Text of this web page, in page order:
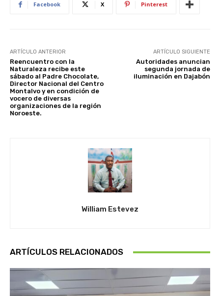
Facebook X Pinterest
ARTÍCULO ANTERIOR
Reencuentro con la
Naturaleza recibe este
sábado al Padre Chocolate,
Director Nacional del Centro
Montalvo y en condición de
vocero de diversas
organizaciones de la región
Noroeste.
ARTÍCULO SIGUIENTE
Autoridades anuncian
segunda jornada de
iluminación en Dajabón
William Estevez
ARTÍCULOS RELACIONADOS